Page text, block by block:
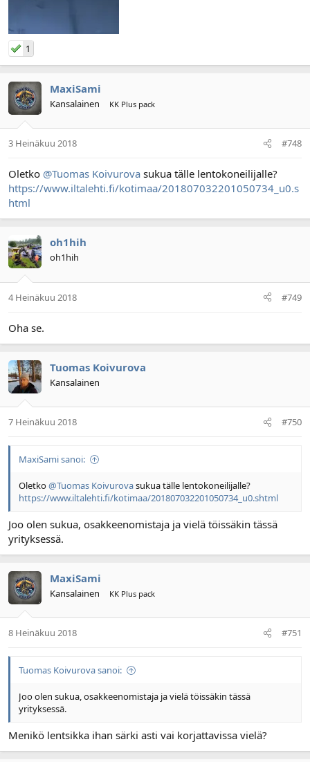
1
MaxiSami
Kansalainen KK Plus pack
3 Heinäkuu 2018 #748
Oletko @Tuomas Koivurova sukua tälle lentokoneilijalle?
https://www.iltalehti.fi/kotimaa/201807032201050734_u0.s
html
oh1hih
oh1hih
4 Heinäkuu 2018 #749
Oha se.
Tuomas Koivurova
Kansalainen
7 Heinäkuu 2018 #750
MaxiSami sanoi:
Oletko@Tuomas Koivurovasukua tälle lentokoneilijalle?
https://www.iltalehti.fi/kotimaa/201807032201050734_u0.shtml
Joo olen sukua, osakkeenomistaja ja vielä töissäkin tässä
yrityksessä.
MaxiSami
Kansalainen KK Plus pack
8 Heinäkuu 2018 #751
Tuomas Koivurova sanoi:
Joo olen sukua, osakkeenomistaja ja vielä töissäkin tässä
yrityksessä.
Menikö lentsikka ihan särki asti vai korjattavissa vielä?